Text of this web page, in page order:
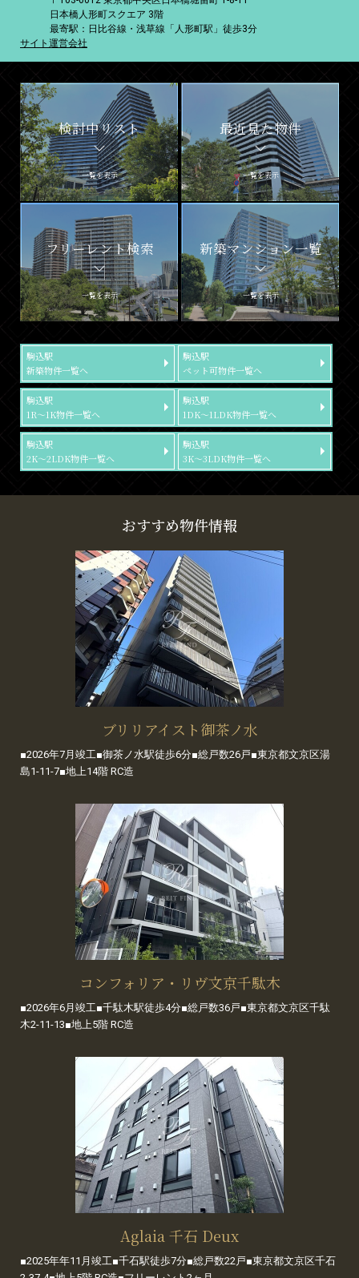
日本橋人形町スクエア 3階
最寄駅：日比谷線・浅草線「人形町駅」徒歩3分
サイト運営会社
検討中リスト
一覧を表示
最近見た物件
一覧を表示
フリーレント検索
一覧を表示
新築マンション一覧
一覧を表示
駒込駅
新築物件一覧へ
駒込駅
ペット可物件一覧へ
駒込駅
1R～1K物件一覧へ
駒込駅
1DK～1LDK物件一覧へ
駒込駅
2K～2LDK物件一覧へ
駒込駅
3K～3LDK物件一覧へ
おすすめ物件情報
ブリリアイスト御茶ノ水
■2026年7月竣工■御茶ノ水駅徒歩6分■総戸数26戸■東京都文京区湯
島1-11-7■地上14階 RC造
コンフォリア・リヴ文京千駄木
■2026年6月竣工■千駄木駅徒歩4分■総戸数36戸■東京都文京区千駄
木2-11-13■地上5階 RC造
Aglaia 千石 Deux
■2025年年11月竣工■千石駅徒歩7分■総戸数22戸■東京都文京区千石